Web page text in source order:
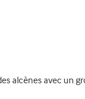
alcènes avec un